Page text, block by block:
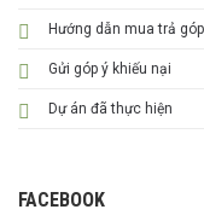
Hướng dẫn mua trả góp
Gửi góp ý khiếu nại
Dự án đã thực hiện
FACEBOOK